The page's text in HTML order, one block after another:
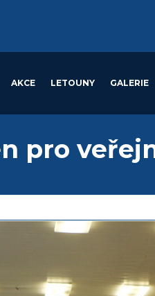
AKCE LETOUNY GALERIE
pro